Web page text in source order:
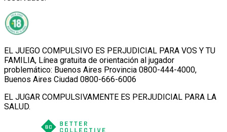
EL JUEGO COMPULSIVO ES PERJUDICIAL PARA VOS Y TU
FAMILIA, Línea gratuita de orientación al jugador
problemático: Buenos Aires Provincia 0800-444-4000,
Buenos Aires Ciudad 0800-666-6006
EL JUGAR COMPULSIVAMENTE ES PERJUDICIAL PARA LA
SALUD.